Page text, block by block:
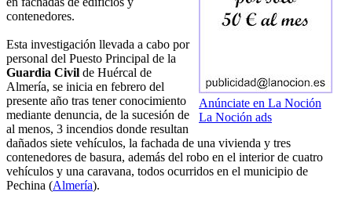
Anúnciate en La Noción
La Noción ads
contenedores.
Esta investigación llevada a cabo por
personal del Puesto Principal de la
Guardia Civil de Huércal de
Almería, se inicia en febrero del
presente año tras tener conocimiento
mediante denuncia, de la sucesión de
al menos, 3 incendios donde resultan
dañados siete vehículos, la fachada de una vivienda y tres
contenedores de basura, además del robo en el interior de cuatro
vehículos y una caravana, todos ocurridos en el municipio de
Pechina (Almería).